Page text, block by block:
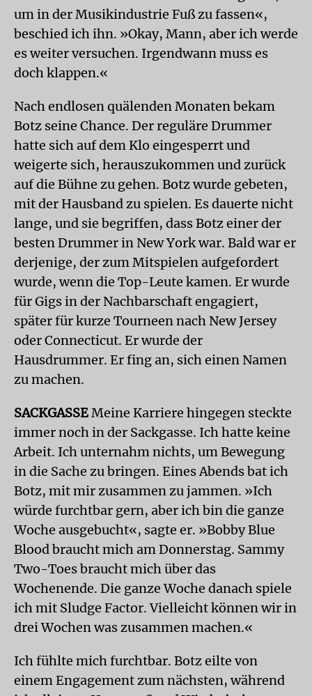
um in der Musikindustrie Fuß zu fassen«,
beschied ich ihn. »Okay, Mann, aber ich werde
es weiter versuchen. Irgendwann muss es
doch klappen.«
Nach endlosen quälenden Monaten bekam
Botz seine Chance. Der reguläre Drummer
hatte sich auf dem Klo eingesperrt und
weigerte sich, herauszukommen und zurück
auf die Bühne zu gehen. Botz wurde gebeten,
mit der Hausband zu spielen. Es dauerte nicht
lange, und sie begriffen, dass Botz einer der
besten Drummer in New York war. Bald war er
derjenige, der zum Mitspielen aufgefordert
wurde, wenn die Top-Leute kamen. Er wurde
für Gigs in der Nachbarschaft engagiert,
später für kurze Tourneen nach New Jersey
oder Connecticut. Er wurde der
Hausdrummer. Er fing an, sich einen Namen
zu machen.
SACKGASSEMeine Karriere hingegen steckte
immer noch in der Sackgasse. Ich hatte keine
Arbeit. Ich unternahm nichts, um Bewegung
in die Sache zu bringen. Eines Abends bat ich
Botz, mit mir zusammen zu jammen. »Ich
würde furchtbar gern, aber ich bin die ganze
Woche ausgebucht«, sagte er. »Bobby Blue
Blood braucht mich am Donnerstag. Sammy
Two-Toes braucht mich über das
Wochenende. Die ganze Woche danach spiele
ich mit Sludge Factor. Vielleicht können wir in
drei Wochen was zusammen machen.«
Ich fühlte mich furchtbar. Botz eilte von
einem Engagement zum nächsten, während